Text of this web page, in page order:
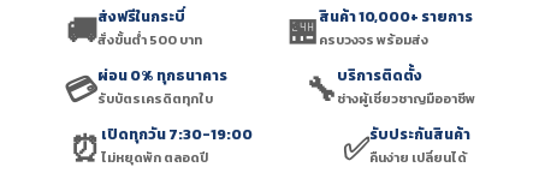
🚚ส่งฟรีในกระบี่
สั่งขั้นต่ำ 500 บาท 🏪สินค้า 10,000+ รายการ
ครบวงจร พร้อมส่ง
💳ผ่อน 0% ทุกธนาคาร
รับบัตรเครดิตทุกใบ 🔧บริการติดตั้ง
ช่างผู้เชี่ยวชาญมืออาชีพ
⏰ เปิดทุกวัน 7:30-19:00
ไม่หยุดพัก ตลอดปี ✅รับประกันสินค้า
คืนง่าย เปลี่ยนได้